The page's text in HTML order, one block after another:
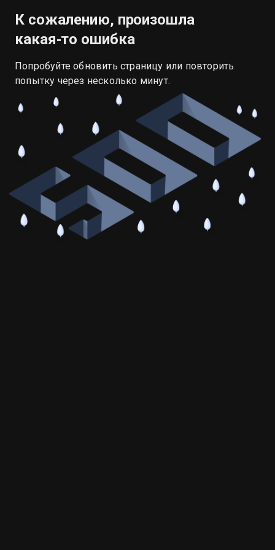
К сожалению, произошла
какая‑то ошибка
Попробуйте обновить страницу или повторить
попытку через несколько минут.